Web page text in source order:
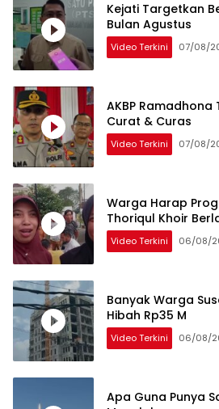
Kejati Targetkan
Bulan Agustus
Video Terkini 07/08/
AKBP
Curat & Curas
Video Terkini 07/08/
Warga Harap
Thoriqul Khoir
Video Terkini 06/08/
Banyak Warga
Hibah Rp35 M
Video Terkini 06/08/
Apa Guna Punya